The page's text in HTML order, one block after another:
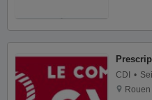
CDI
Rouen